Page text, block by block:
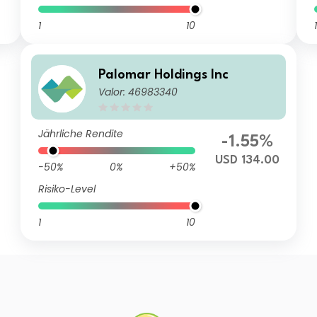
1 10 1
Palomar Holdings Inc
Valor: 46983340
Jährliche Rendite
-50% 0%
+50%
Risiko-Level
1 10
-1.55%
USD 134.00